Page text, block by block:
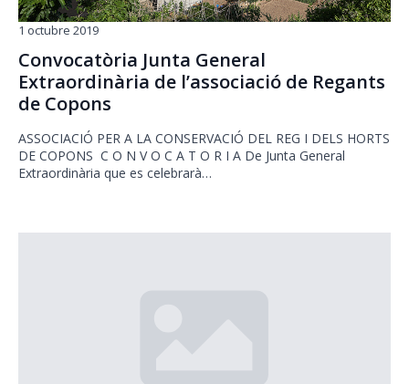
Convocatòria Junta General
Extraordinària de l’associació de Regants
de Copons
1 octubre 2019
ASSOCIACIÓ PER A LA CONSERVACIÓ DEL REG I DELS HORTS
DE COPONS C O N V O C A T O R I A De Junta General
Extraordinària que es celebrarà…